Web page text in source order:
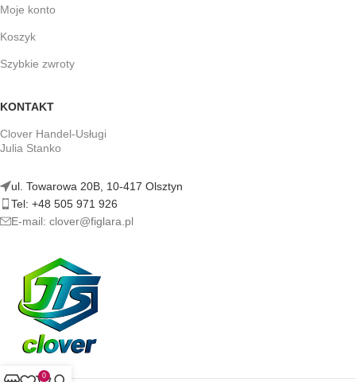
Moje konto
Koszyk
Szybkie zwroty
KONTAKT
Clover Handel-Usługi
Julia Stanko
ul. Towarowa 20B, 10-417 Olsztyn
Tel: +48 505 971 926
E-mail: clover@figlara.pl
0